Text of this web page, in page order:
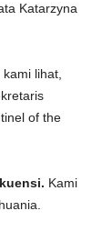
Katarzyna
lihat,
of the
Kami